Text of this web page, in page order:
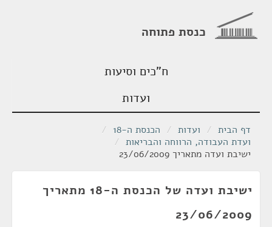
כנסת פתוחה
ח"כים וסיעות
ועדות
דף הבית / ועדות / הכנסת ה-18
/
ועדת העבודה, הרווחה והבריאות /
ישיבת ועדה מתאריך 23/06/2009
ישיבת ועדה של הכנסת ה-18 מתאריך
23/06/2009